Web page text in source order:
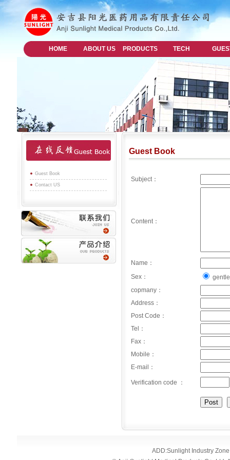
HOME ABOUT US PRODUCTS TECH
Guest Book
Contact US
Guest Book
Subject：
Content：
Name：
Sex：
copmany：
Address：
Post Code ：
Tel：
Fax：
Mobile：
E-mail：
Verification code ：
ADD:Sunlight Industry